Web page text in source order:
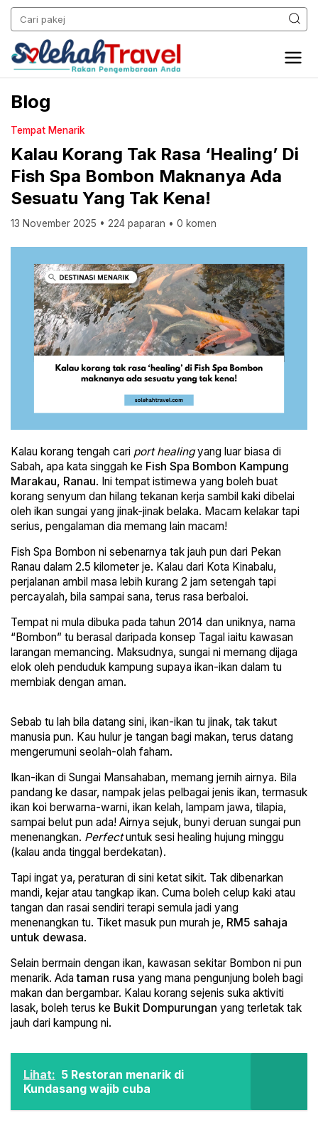
Blog
Tempat Menarik
Kalau Korang Tak Rasa ‘healing’ Di
Fish Spa Bombon Maknanya Ada
Sesuatu Yang Tak Kena!
13 November 2025 • 224 paparan • 0 komen
Kalau korang tengah cari port healingyang luar biasa di
Sabah, apa kata singgah ke Fish Spa Bombon Kampung
Marakau, Ranau. Ini tempat istimewa yang boleh buat
korang senyum dan hilang tekanan kerja sambil kaki dibelai
oleh ikan sungai yang jinak-jinak belaka. Macam kelakar tapi
serius, pengalaman dia memang lain macam!
Fish Spa Bombon ni sebenarnya tak jauh pun dari Pekan
Ranau dalam 2.5 kilometer je. Kalau dari Kota Kinabalu,
perjalanan ambil masa lebih kurang 2 jam setengah tapi
percayalah, bila sampai sana, terus rasa berbaloi.
Tempat ni mula dibuka pada tahun 2014 dan uniknya, nama
“Bombon” tu berasal daripada konsep Tagal iaitu kawasan
larangan memancing. Maksudnya, sungai ni memang dijaga
elok oleh penduduk kampung supaya ikan-ikan dalam tu
membiak dengan aman.
Sebab tu lah bila datang sini, ikan-ikan tu jinak, tak takut
manusia pun. Kau hulur je tangan bagi makan, terus datang
mengerumuni seolah-olah faham.
Ikan-ikan di Sungai Mansahaban, memang jernih airnya. Bila
pandang ke dasar, nampak jelas pelbagai jenis ikan, termasuk
ikan koi berwarna-warni, ikan kelah, lampam jawa, tilapia,
sampai belut pun ada! Airnya sejuk, bunyi deruan sungai pun
menenangkan. Perfectuntuk sesi healing hujung minggu
(kalau anda tinggal berdekatan).
Tapi ingat ya, peraturan di sini ketat sikit. Tak dibenarkan
mandi, kejar atau tangkap ikan. Cuma boleh celup kaki atau
tangan dan rasai sendiri terapi semula jadi yang
menenangkan tu. Tiket masuk pun murah je, RM5 sahaja
untuk dewasa.
Selain bermain dengan ikan, kawasan sekitar Bombon ni pun
menarik. Adataman rusa yang mana pengunjung boleh bagi
makan dan bergambar. Kalau korang sejenis suka aktiviti
lasak, boleh terus ke Bukit Dompurungan yang terletak tak
jauh dari kampung ni.
Lihat: 5 Restoran menarik di
Kundasang wajib cuba